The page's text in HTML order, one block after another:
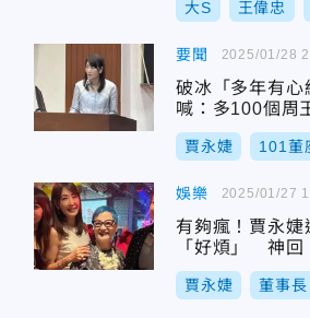
大S 王偉忠
要聞
破冰「多年有
喊：多100個周
賈永婕 101董
2025/01/28
娛樂
有夠瘋！賈永
「好煩」 神回
賈永婕 董事長
2025/01/27